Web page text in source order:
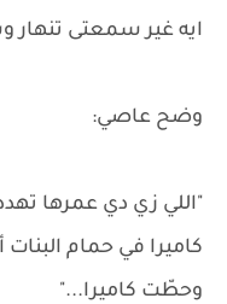
ايه غير سمعتى
وضح عاصي:
"اللي زي دي عمرها
كاميرا في حمام
وحطّت كاميرا..."